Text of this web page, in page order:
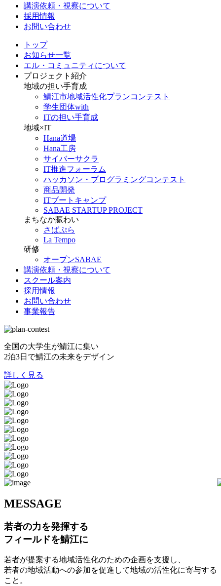
講演依頼・視察について
採用情報
お問い合わせ
トップ
お知らせ一覧
エル・コミュニティについて
プロジェクト紹介
地域の担い手育成
鯖江市地域活性化プランコンテスト
学生団体with
ITの担い手育成
地域×IT
Hana道場
Hana工房
サイバーサクラ
IT推進フォーラム
ハッカソン・プログラミングコンテスト
商品開発
ITブートキャンプ
SABAE STARTUP PROJECT
まちなか賑わい
さばぷら
La Tempo
研修
オープンSABAE
講演依頼・視察について
スクール案内
採用情報
お問い合わせ
事業報告
全国の大学生が鯖江に集い
2泊3日で鯖江の未来をデザイン
詳しく見る
MESSAGE
若者の力を発揮する
フィールドを鯖江に
若者が提案する地域活性化のための企画を支援し、
若者の地域活動への参加を促進して地域の活性化に寄与する
こと。